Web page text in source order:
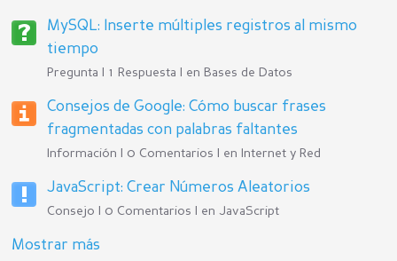
MySQL: Inserte múltiples registros al mismo
tiempo
Pregunta | 1 Respuesta | en Bases de Datos
Consejos de Google: Cómo buscar frases
fragmentadas con palabras faltantes
Información | 0 Comentarios | en Internet y Red
JavaScript: Crear Números Aleatorios
Consejo | 0 Comentarios | enJavaScript
Mostrar más